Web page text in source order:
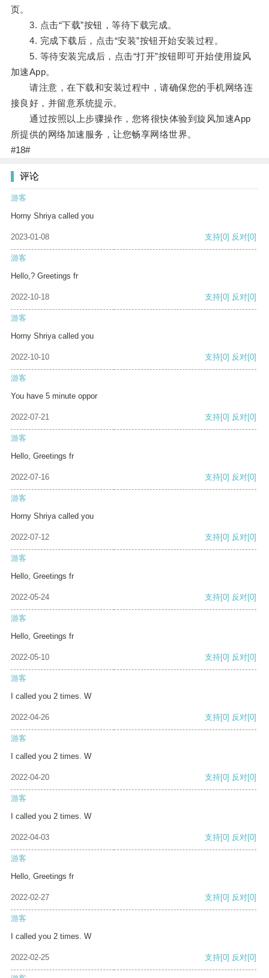
页。
3. 点击“下载”按钮，等待下载完成。
4. 完成下载后，点击“安装”按钮开始安装过程。
5. 等待安装完成后，点击“打开”按钮即可开始使用旋风
加速App。
请注意，在下载和安装过程中，请确保您的手机网络连
接良好，并留意系统提示。
通过按照以上步骤操作，您将很快体验到旋风加速App
所提供的网络加速服务，让您畅享网络世界。
#18#
评论
游客
Horny Shriya called you
2023-01-08 支持[0] 反对[0]
游客
Hello,? Greetings fr
2022-10-18 支持[0] 反对[0]
游客
Horny Shriya called you
2022-10-10 支持[0] 反对[0]
游客
You have 5 minute oppor
2022-07-21 支持[0] 反对[0]
游客
Hello, Greetings fr
2022-07-16 支持[0] 反对[0]
游客
Horny Shriya called you
2022-07-12 支持[0] 反对[0]
游客
Hello, Greetings fr
2022-05-24 支持[0] 反对[0]
游客
Hello, Greetings fr
2022-05-10 支持[0] 反对[0]
游客
I called you 2 times. W
2022-04-26 支持[0] 反对[0]
游客
I called you 2 times. W
2022-04-20 支持[0] 反对[0]
游客
I called you 2 times. W
2022-04-03 支持[0] 反对[0]
游客
Hello, Greetings fr
2022-02-27 支持[0] 反对[0]
游客
I called you 2 times. W
2022-02-25 支持[0] 反对[0]